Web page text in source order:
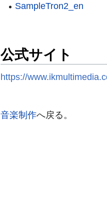
SampleTron2_en
公式サイト
https://
音楽制作へ戻る。